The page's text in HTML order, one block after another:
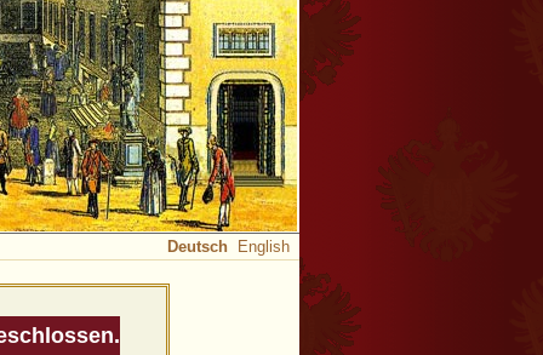
Deutsch English